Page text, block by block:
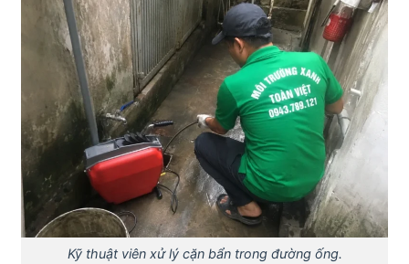
Kỹ thuật viên xử lý cặn bẩn trong đường ống.